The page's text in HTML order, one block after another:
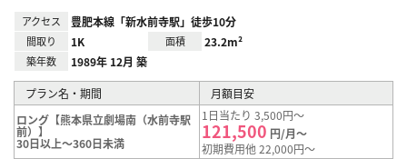
アクセス 豊肥本線「新水前寺駅」徒歩10分
間取り 1K 面積 23.2m²
築年数 1989年 12月 築
プラン名・期間
月額目安
ロング【熊本県立劇場南（水前寺駅
前）】
30日以上～360日未満
1日当たり 3,500円～
121,500 円/月～
初期費用他 22,000円～